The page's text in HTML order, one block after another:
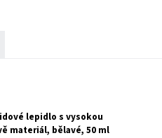
lepidlo s vysokou
materiál, bělavé, 50 ml